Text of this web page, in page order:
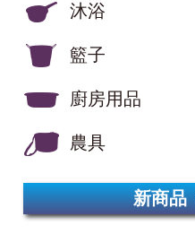
沐浴
籃子
廚房用品
農具
新商品